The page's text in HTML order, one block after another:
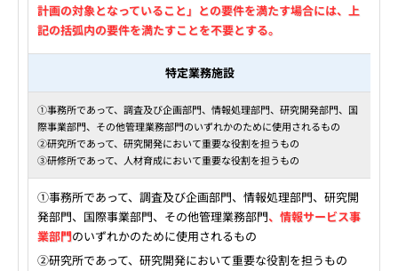
計画の対象となっていること」との要件を満たす場合には、上
記の括弧内の要件を満たすことを不要とする。
特定業務施設
①事務所であって、調査及び企画部門、情報処理部門、研究開発部門、国
際事業部門、その他管理業務部門のいずれかのために使用されるもの
②研究所であって、研究開発において重要な役割を担うもの
③研修所であって、人材育成において重要な役割を担うもの
①事務所であって、調査及び企画部門、情報処理部門、研究開
発部門、国際事業部門、その他管理業務部門、情報サービス事
業部門のいずれかのために使用されるもの
②研究所であって、研究開発において重要な役割を担うもの